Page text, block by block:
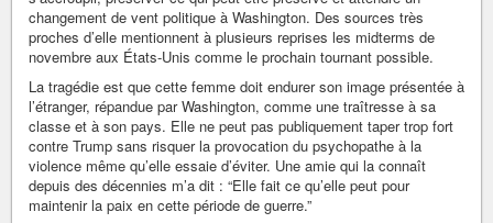
changement de vent politique à Washington. Des sources très
proches d’elle mentionnent à plusieurs reprises les midterms de
novembre aux États-Unis comme le prochain tournant possible.
La tragédie est que cette femme doit endurer son image présentée à
l’étranger, répandue par Washington, comme une traîtresse à sa
classe et à son pays. Elle ne peut pas publiquement taper trop fort
contre Trump sans risquer la provocation du psychopathe à la
violence même qu’elle essaie d’éviter. Une amie qui la connaît
depuis des décennies m’a dit : “Elle fait ce qu’elle peut pour
maintenir la paix en cette période de guerre.”